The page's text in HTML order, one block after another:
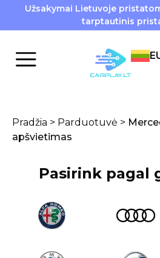
Užsakymai Lietuvoje
tarptautinis
Pradžia > Parduotuvė >
apšvietimas
Pasirink pagal